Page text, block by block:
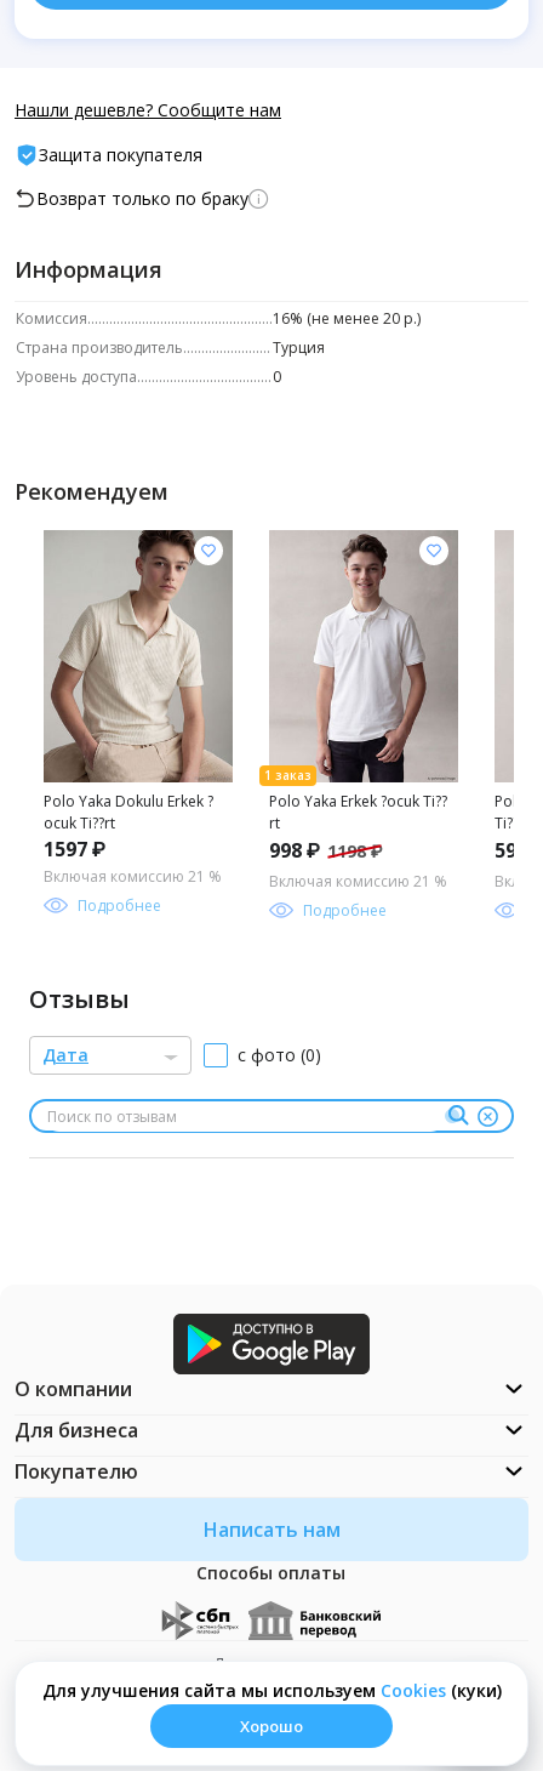
Для улучшения сайта мы используем Сookies(куки)
Хорошо
Нашли дешевле? Сообщите нам
Защита покупателя
Возврат только по браку
Информация
Комиссия
16% (не менее 20 р.)
Страна производитель
Турция
Уровень доступа
0
Рекомендуем
Polo Yaka Dokulu Erkek ?
ocuk Ti??rt
1597 ₽
Включая комиссию 21 %
Подробнее
Polo Yaka Erkek ?ocuk Ti??
rt
998 ₽ 1198 ₽
Включая комиссию 21 %
Подробнее
Polo
Ti??rt
599
Отзывы
Дата с фото (0)
Написать нам
Способы оплаты
О компании
Для бизнеса
Покупателю
© ООО "Неософт" - 2026
Документация
Что такое Cookies?